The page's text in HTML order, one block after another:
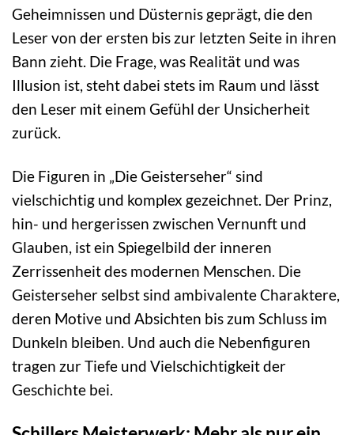
Geheimnissen und Düsternis geprägt, die den
Leser von der ersten bis zur letzten Seite in ihren
Bann zieht. Die Frage, was Realität und was
Illusion ist, steht dabei stets im Raum und lässt
den Leser mit einem Gefühl der Unsicherheit
zurück.
Die Figuren in „Die Geisterseher“ sind
vielschichtig und komplex gezeichnet. Der Prinz,
hin- und hergerissen zwischen Vernunft und
Glauben, ist ein Spiegelbild der inneren
Zerrissenheit des modernen Menschen. Die
Geisterseher selbst sind ambivalente Charaktere,
deren Motive und Absichten bis zum Schluss im
Dunkeln bleiben. Und auch die Nebenfiguren
tragen zur Tiefe und Vielschichtigkeit der
Geschichte bei.